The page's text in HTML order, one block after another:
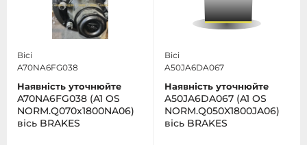
Вісі
A70NA6FG038
Наявність уточнюйте
A70NA6FG038 (A1 OS
NORM.Q070x1800NA06)
вісь BRAKES
Вісі
A50JA6DA067
Наявність уточнюйте
A50JA6DA067 (A1 OS
NORM.Q050X1800JA06)
вісь BRAKES